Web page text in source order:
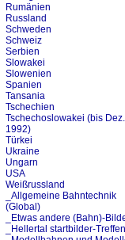
Rumänien
Russland
Schweden
Schweiz
Serbien
Slowakei
Slowenien
Spanien
Tansania
Tschechien
Tschechoslowakei (bis Dez.
1992)
Türkei
Ukraine
Ungarn
USA
Weißrussland
_Allgemeine Bahntechnik
(Global)
_Etwas andere (Bahn)-
_Hellertal startbilder-Treffen